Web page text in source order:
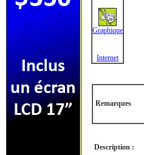
Graphique
Internet
Remarques
Description :